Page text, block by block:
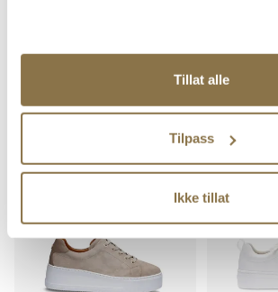
Tillat alle
Tilpass
Ikke tillat
STOCKHOLM DESIGN GROUP
CONVERSE
Canvas
Pris
1 099,-